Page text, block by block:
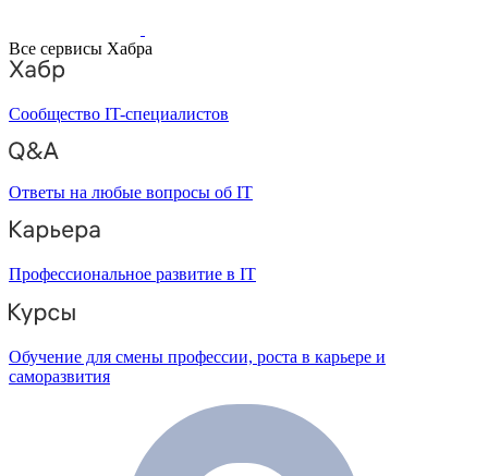
Все сервисы Хабра
Сообщество IT-специалистов
Ответы на любые вопросы об IT
Профессиональное развитие в IT
Обучение для смены профессии, роста в карьере и
саморазвития